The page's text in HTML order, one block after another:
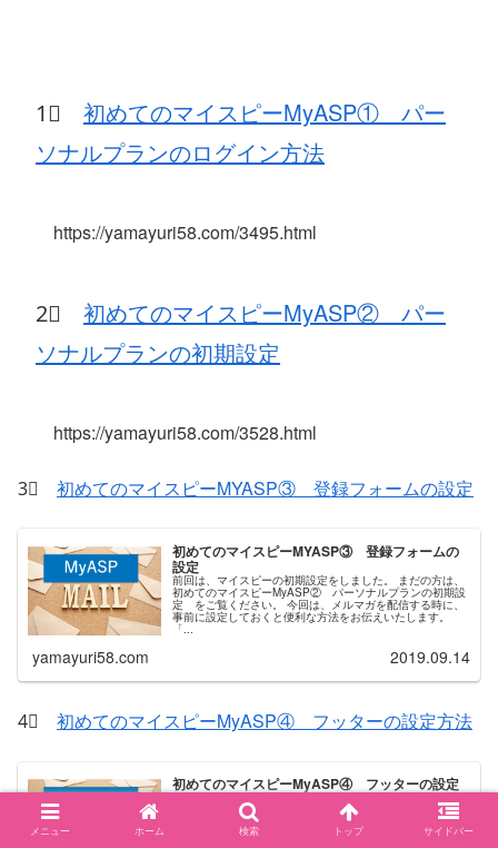
1⃣ 初めてのマイスピーMyASP① パー
ソナルプランのログイン方法
https://yamayuri58.com/3495.html
2⃣ 初めてのマイスピーMyASP② パー
ソナルプランの初期設定
https://yamayuri58.com/3528.html
3⃣ 初めてのマイスピーMYASP③ 登録フォームの設定
初めてのマイスピーMYASP③ 登録フォームの
設定
前回は、マイスピーの初期設定をしました。 まだの方は、
初めてのマイスピーMyASP② パーソナルプランの初期設
定 をご覧ください。 今回は、メルマガを配信する時に、
事前に設定しておくと便利な方法をお伝えいたします。
「...
yamayuri58.com 2019.09.14
4⃣ 初めてのマイスピーMyASP④ フッターの設定方法
初めてのマイスピーMyASP④ フッターの設定
方法
前回はマイスピー登録フォームの設定をしました。 今回は
マイスピーMyASPのフッター設定をお伝えいたします。 登
録フォームの設定がまだの方は、 初めてのマイスピー
メニュー ホーム 検索 トップ サイドバー